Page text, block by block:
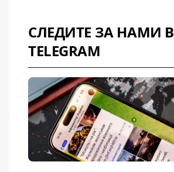
СЛЕДИТЕ ЗА НАМИ В
TELEGRAM